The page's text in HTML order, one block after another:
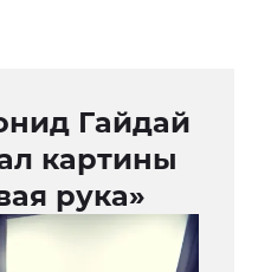
Гайдай
картины
рука»